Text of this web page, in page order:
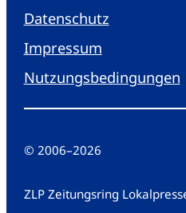
Datenschutz
Impressum
Nutzungsbedingungen
© 2006–2026
ZLP Zeitungsring